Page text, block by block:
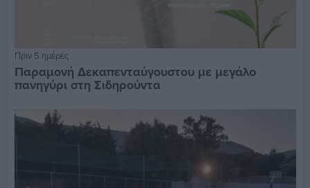
Πριν 5 ημέρες
Παραμονή Δεκαπενταύγουστου με μεγάλο
πανηγύρι στη Σιδηρούντα